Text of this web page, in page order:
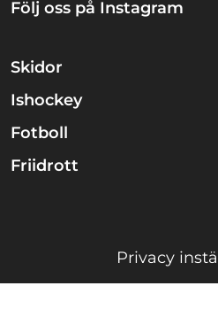
Följ oss på Instagram
Skidor
Ishockey
Fotboll
Friidrott
Privacy